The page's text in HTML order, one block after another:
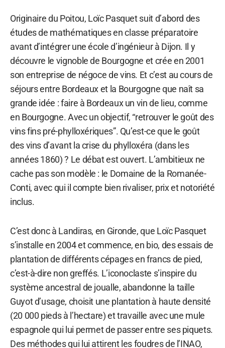
Originaire du Poitou, Loïc Pasquet suit d’abord des
études de mathématiques en classe préparatoire
avant d’intégrer une école d’ingénieur à Dijon. Il y
découvre le vignoble de Bourgogne et crée en 2001
son entreprise de négoce de vins. Et c’est au cours de
séjours entre Bordeaux et la Bourgogne que naît sa
grande idée : faire à Bordeaux un vin de lieu, comme
en Bourgogne. Avec un objectif, “retrouver le goût des
vins fins pré-phylloxériques”. Qu’est-ce que le goût
des vins d’avant la crise du phylloxéra (dans les
années 1860) ? Le débat est ouvert. L’ambitieux ne
cache pas son modèle : le Domaine de la Romanée-
Conti, avec qui il compte bien rivaliser, prix et notoriété
inclus.
C’est donc à Landiras, en Gironde, que Loïc Pasquet
s’installe en 2004 et commence, en bio, des essais de
plantation de différents cépages en francs de pied,
c’est-à-dire non greffés. L’iconoclaste s’inspire du
système ancestral de joualle, abandonne la taille
Guyot d’usage, choisit une plantation à haute densité
(20 000 pieds à l’hectare) et travaille avec une mule
espagnole qui lui permet de passer entre ses piquets.
Des méthodes qui lui attirent les foudres de l’INAO,